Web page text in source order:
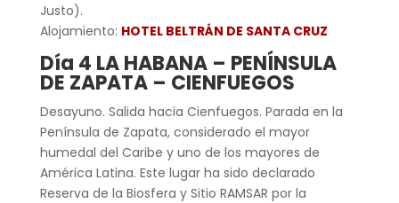
Justo).
Alojamiento: HOTEL BELTRÁN DE SANTA CRUZ
Día 4 LA HABANA – PENÍNSULA
DE ZAPATA – CIENFUEGOS
Desayuno. Salida hacia Cienfuegos. Parada en la
Península de Zapata, considerado el mayor
humedal del Caribe y uno de los mayores de
América Latina. Este lugar ha sido declarado
Reserva de la Biosfera y Sitio RAMSAR por la